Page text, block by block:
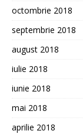
octombrie 2018
septembrie 2018
august 2018
iulie 2018
iunie 2018
mai 2018
aprilie 2018